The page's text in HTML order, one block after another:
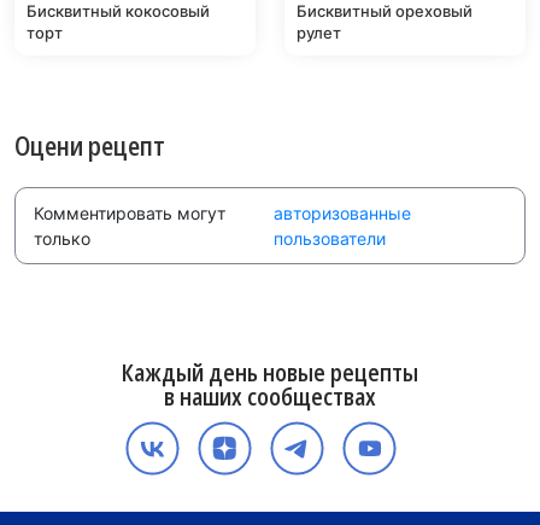
Бисквитный кокосовый
торт
Бисквитный ореховый
рулет
Оцени рецепт
Комментировать могут
только
авторизованные
пользователи
Каждый день новые рецепты
в наших сообществах